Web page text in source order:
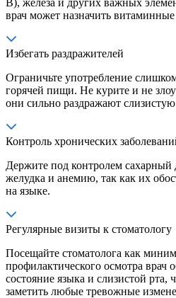
врач может назначить
Избегать раздражителей
Ограничьте употребление
горячей пищи. Не курите и не
они сильно раздражают
Контроль хронических
Держите под контролем сахарный
желудка и анемию, так как их
на языке.
Регулярные визиты к стоматологу
Посещайте стоматолога как
профилактического осмотра врач
состояние языка и слизистой рта,
заметить любые тревожные